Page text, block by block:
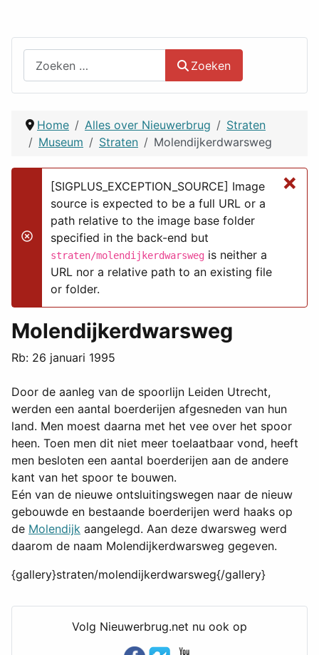
Zoeken
Home Alles over Nieuwerbrug
Straten
Museum
Straten Molendijkerdwarsweg
×
danger
[SIGPLUS_EXCEPTION_SOURCE] Image
source is expected to be a full URL or a
path relative to the image base folder
specified in the back-end but
straten/molendijkerdwarsweg is neither a
URL nor a relative path to an existing file
or folder.
Molendijkerdwarsweg
Rb: 26 januari 1995
Door de aanleg van de spoorlijn Leiden Utrecht,
werden een aantal boerderijen afgesneden van hun
land. Men moest daarna met het vee over het spoor
heen. Toen men dit niet meer toelaatbaar vond, heeft
men besloten een aantal boerderijen aan de andere
kant van het spoor te bouwen.
Eén van de nieuwe ontsluitingswegen naar de nieuw
gebouwde en bestaande boerderijen werd haaks op
de Molendijk aangelegd. Aan deze dwarsweg werd
daarom de naam Molendijkerdwarsweg gegeven.
{gallery}straten/molendijkerdwarsweg{/gallery}
Volg Nieuwerbrug.net nu ook op